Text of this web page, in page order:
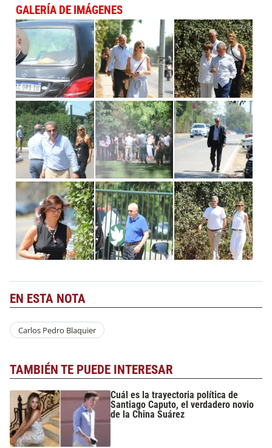
GALERÍA DE IMÁGENES
EN ESTA NOTA
Carlos Pedro Blaquier
TAMBIÉN TE PUEDE INTERESAR
Cuál es la trayectoria política de
Santiago Caputo, el verdadero novio
de la China Suárez